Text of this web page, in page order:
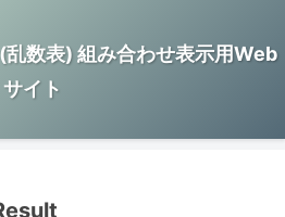
乱数表) 組み合わせ表示用Web
サイト